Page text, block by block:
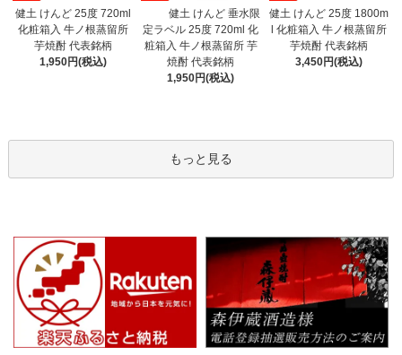
健土 けんど 25度 720ml
化粧箱入 牛ノ根蒸留所
芋焼酎 代表銘柄
1,950円(税込)
健土 けんど 垂水限
定ラベル 25度 720ml 化
粧箱入 牛ノ根蒸留所 芋
焼酎 代表銘柄
1,950円(税込)
健土 けんど 25度 1800m
l 化粧箱入 牛ノ根蒸留所
芋焼酎 代表銘柄
3,450円(税込)
もっと見る